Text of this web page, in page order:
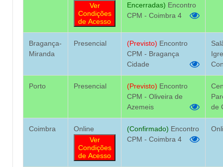
Ver
Condições
de Acesso
Encerradas) Encontro
CPM - Coimbra 4
Bragança-
Miranda
Presencial (Previsto) Encontro
CPM - Bragança
Cidade
Porto Presencial (Previsto) Encontro
CPM - Oliveira de
Azemeis
de
Coimbra
Online
Ver
Condições
de Acesso
(Confirmado) Encontro
CPM - Coimbra 4